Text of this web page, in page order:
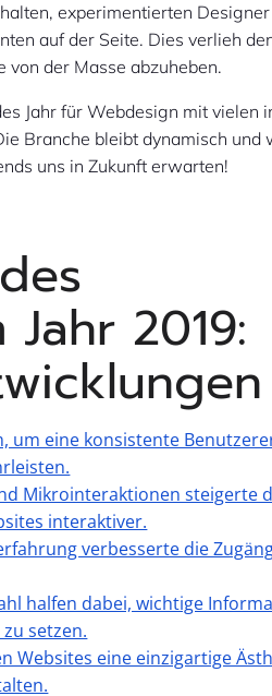
experimentierten
auf der Seite. Dies verlieh
der Masse abzuheben.
Jahr für Webdesign mit vielen
Branche bleibt dynamisch und
uns in Zukunft erwarten!
2019:
um eine konsistente
Mikrointeraktionen steigerte
interaktiver.
verbesserte die
halfen dabei, wichtige
setzen.
Websites eine einzigartige